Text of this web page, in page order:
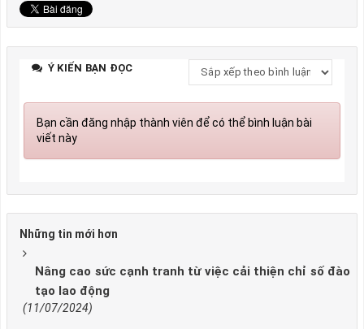
Ý KIẾN BẠN ĐỌC
Bạn cần đăng nhập thành viên để có thể bình luận bài
viết này
Những tin mới hơn
Nâng cao sức cạnh tranh từ việc cải thiện chỉ số đào
tạo lao động
(11/07/2024)